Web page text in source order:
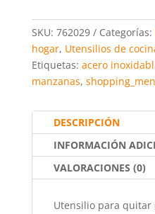
c
e
b
o
k
itt
er
ai
l s
A
p
SKU: 762029 Categorías:
hogar, Utensilios de
Etiquetas: acero inoxidabl
manzanas,
DESCRIPCIÓN
INFORMACIÓN
VALORACIONES (0)
Utensilio para quitar